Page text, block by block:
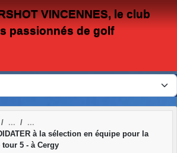
VINCENNES, le club
passionnés de golf
à la sélection en équipe pour la
tour 5 - à Cergy
cookies